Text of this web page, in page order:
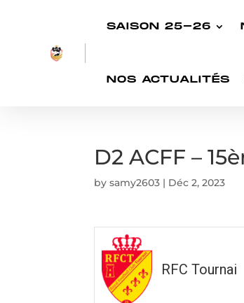
SAISON 25-26
NOS ACTUALITÉS
D2 ACFF –
bysamy2603 | Déc 2, 2023
RFC Tournai